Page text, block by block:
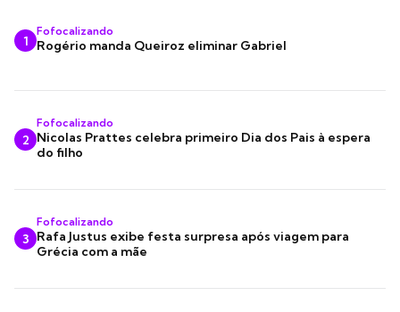
1
Fofocalizando
Rogério manda Queiroz eliminar Gabriel
2
Fofocalizando
Nicolas Prattes celebra primeiro Dia dos Pais à espera
do filho
3
Fofocalizando
Rafa Justus exibe festa surpresa após viagem para
Grécia com a mãe